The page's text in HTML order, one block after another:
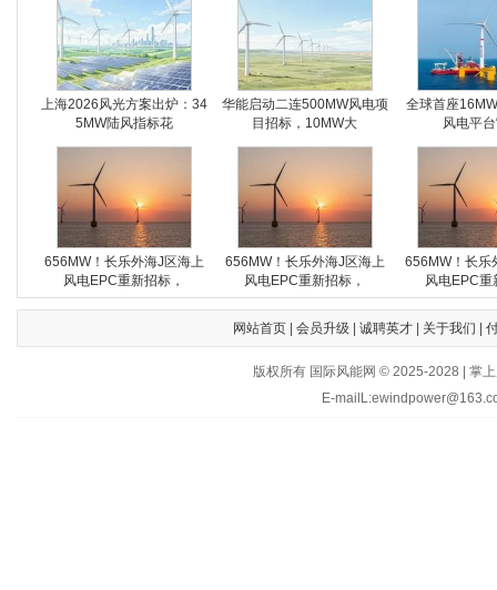
上海2026风光方案出炉：34
5MW陆风指标花
华能启动二连500MW风电项
目招标，10MW大
全球首座
风电平
656MW！长乐外海J区海上
风电EPC重新招标，
656MW！长乐外海J区海上
风电EPC重新招标，
656MW！长乐
风电EPC重
网站首页| 会员升级 诚聘英才| 关于我们
版权所有 国际风能网 © 2025-2028 | 掌
E-